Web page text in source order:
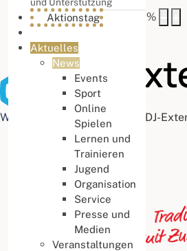
Buchstabenabstand
%
Web Accessibility plugin by DJ-
Aktionstag
Aktuelles
News
Events
Sport
Online
Spielen
Lernen und
Trainieren
Jugend
Organisation
Service
Presse und
Medien
Veranstaltungen